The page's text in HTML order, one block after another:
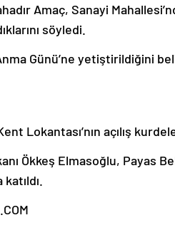
Amaç, Sanayi
söyledi.
Günü’ne yetiştirildiğini
Lokantası’nın açılış
Ökkeş Elmasoğlu, Payas